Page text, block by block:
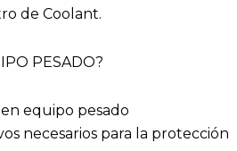
de Coolant.
PESADO?
equipo pesado
necesarios para la protección